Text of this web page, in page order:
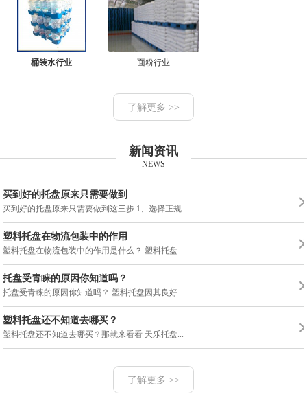
桶装水行业 面粉行业
了解更多 >>
新闻资讯
NEWS
买到好的托盘原来只需要做到
买到好的托盘原来只需要做到这三步 1、选择正规...
塑料托盘在物流包装中的作用
塑料托盘在物流包装中的作用是什么？ 塑料托盘...
托盘受青睐的原因你知道吗？
托盘受青睐的原因你知道吗？ 塑料托盘因其良好...
塑料托盘还不知道去哪买？
塑料托盘还不知道去哪买？那就来看看 天乐托盘...
了解更多 >>